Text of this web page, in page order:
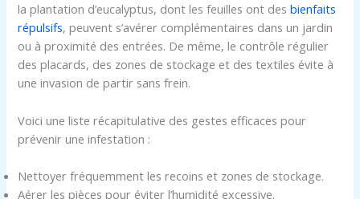
la plantation d’eucalyptus, dont les feuilles ont desbienfaits
répulsifs, peuvent s’avérer complémentaires dans un jardin
ou à proximité des entrées. De même, le contrôle régulier
des placards, des zones de stockage et des textiles évite à
une invasion de partir sans frein.
Voici une liste récapitulative des gestes efficaces pour
prévenir une infestation :
Nettoyer fréquemment les recoins et zones de stockage.
Aérer les pièces pour éviter l’humidité excessive.